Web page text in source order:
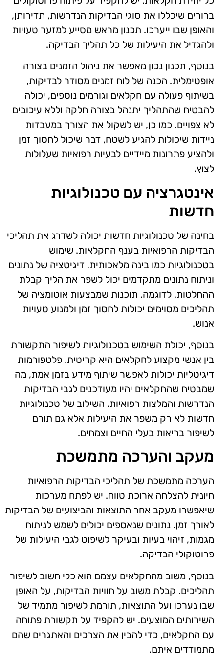
ברורים שיכללו את סוגי הבדיקות הנדרשות, תדירותן,
והאופן שבו ייערכו. תכנון מראש מסייע למזער טעויות
ולהגדיל את היעילות של כל תהליך הבדיקה.
בנוסף, תכנון נכון מאפשר את ניהול הזמנים בצורה
אופטימלית. הכנה של לוח זמנים מסודר לבדיקות,
בשיתוף פעולה עם חקלאים וגורמים נוספים, יכולה
להבטיח שהתהליך יתנהל בצורה חלקה וללא עיכובים
לא צפויים. כמו כן, יש לשקול את הצורך במעבדות
ניידות שיכולות להגיע לשטח, דבר שיכול לחסוך זמן
ולהציע פתרונות מיידיים לבעיות רפואיות שעלולות
לצוץ.
אינטגרציה עם טכנולוגיות
חדשות
בחינה של טכנולוגיות חדשות יכולה לשדרג את תהליכי
הבדיקות הרפואיות בענף החקלאות. שימוש
בטכנולוגיות כמו בינה מלאכותית, דיגיטציה של נתונים
וניתוח נתונים מתקדמים יכול לשפר את הליך קבלת
ההחלטות. לדוגמה, תוכנות שמבצעות אוטומציה של
תהליכים מסוימים יכולות לחסוך זמן ולמנוע טעויות
אנוש.
בנוסף, יכולת השימוש בטכנולוגיות לשיפור התקשורת
בין אנשי מקצוע לחקלאים היא קריטית. פלטפורמות
דיגיטליות יכולות לאפשר שיתוף מידע בזמן אמת, מה
שמבטיח שהחקלאים יהיו מעודכנים לגבי הבדיקות
הנדרשות והמלצות רפואיות. השילוב של טכנולוגיות
חדשות לא רק משפר את היעילות אלא גם תורם
לשיפור בריאות בעלי החיים וצמחים.
מעקב והערכה מתמשכת
הערכה מתמשכת של תהליכי הבדיקות הרפואיות
חיונית להצלחה ארוכת טווח. יש לפתח מערכות
שיאפשרו מעקב אחר התוצאות והביצועים של הבדיקות
לאורך זמן. נתונים שנאספים יכולים לשמש לניתוח
מגמות, זיהוי בעיות ובעיקר לשיפוט לגבי היעילות של
פרוטוקולי הבדיקה.
בנוסף, משוב מהחקלאים עצמם הוא כלי חשוב לשיפור
תהליכים. קבלת משוב על חוויות הבדיקות, על האופן
שבו נערכו ועל התוצאות, תורמת לשיפור מתמיד של
השירותים המוצעים. יש להקפיד על תקשורת פתוחה
עם החקלאים, כדי להבין את הצרכים והאתגרים שהם
מתמודדים איתם.